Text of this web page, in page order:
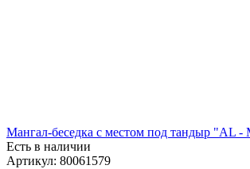
Мангал-беседка с местом под тандыр "AL -
Есть в наличии
Артикул: 80061579